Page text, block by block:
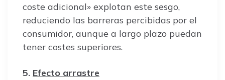
coste adicional» explotan este sesgo,
reduciendo las barreras percibidas por el
consumidor, aunque a largo plazo puedan
tener costes superiores.
5. Efecto arrastre